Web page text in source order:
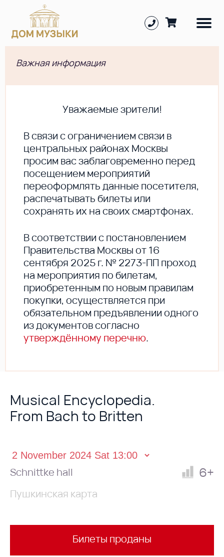
Важная информация
Уважаемые зрители!
В cвязи с ограничением связи в
центральных районах Москвы
просим вас заблаговременно перед
посещением мероприятий
переоформлять данные посетителя,
распечатывать билеты или
сохранять их на своих смартфонах.
В соответствии с постановлением
Правительства Москвы от 16
сентября 2025 г. № 2273-ПП проход
на мероприятия по билетам,
приобретенным по новым правилам
покупки, осуществляется при
обязательном предъявлении одного
из документов согласно
утверждённому перечню.
Musical Encyclopedia.
From Bach to Britten
Schnittke hall 6+
Пушкинская карта
Билеты проданы